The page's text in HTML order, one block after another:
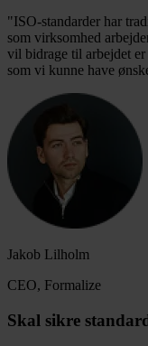
"ISO-standarder har
som virksomhed
vil bidrage til arbejdet
som vi kunne have
Jakob Lilholm
CEO, Formalize
Skal sikre